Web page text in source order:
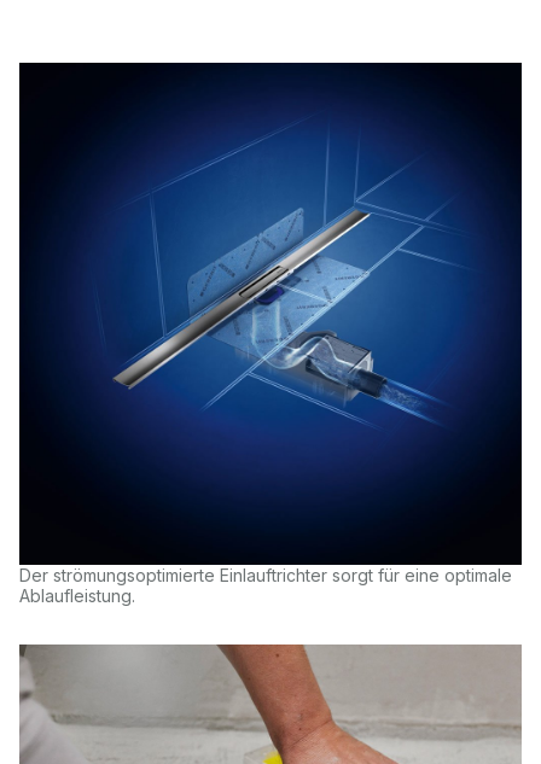
Der strömungsoptimierte Einlauftrichter sorgt für eine optimale
Ablaufleistung.